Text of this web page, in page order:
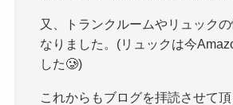
又、トランクルームやリュック
なりました。(リュックは今
した🥲)
これからもブログを拝読させて頂